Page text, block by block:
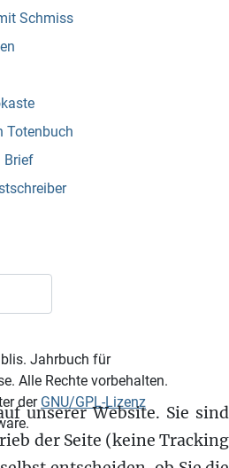
Schmiss
Totenbuch
Brief
Jahrbuch für
Alle Rechte vorbehalten.
der GNU/GPL-Lizenz
unserer Website. Sie sind
der Seite (keine Tracking